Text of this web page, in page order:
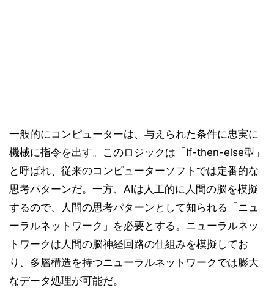
一般的にコンピューターは、与えられた条件に忠実に
機械に指令を出す。このロジックは「If-then-else型」
と呼ばれ、従来のコンピューターソフトでは定番的な
思考パターンだ。一方、AIは人工的に人間の脳を模擬
するので、人間の思考パターンとして知られる「ニュ
ーラルネットワーク」を必要とする。ニューラルネッ
トワークは人間の脳神経回路の仕組みを模擬してお
り、多層構造を持つニューラルネットワークでは膨大
なデータ処理が可能だ。